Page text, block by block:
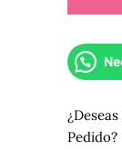
Pedido?